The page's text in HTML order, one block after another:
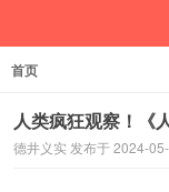
首页
人类疯狂观察！《
德井义实 发布于 2024-